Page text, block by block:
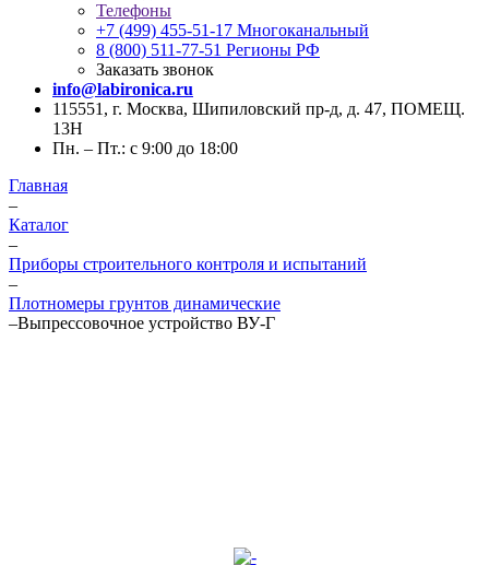
Телефоны
+7 (499) 455-51-17 Многоканальный
8 (800) 511-77-51 Регионы РФ
Заказать звонок
info@labironica.ru
115551, г. Москва, Шипиловский пр-д, д. 47, ПОМЕЩ.
13Н
Пн. – Пт.: с 9:00 до 18:00
Главная
–
Каталог
–
Приборы строительного контроля и испытаний
–
Плотномеры грунтов динамические
–Выпрессовочное устройство ВУ-Г